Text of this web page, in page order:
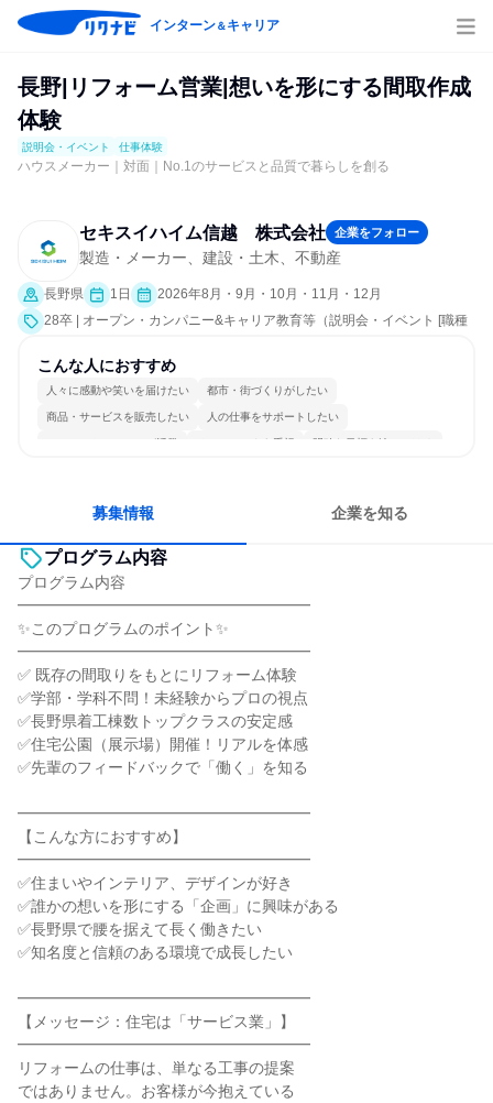
インターン＆キャリア
長野|リフォーム営業|想いを形にする間取作成
体験
説明会・イベント 仕事体験
ハウスメーカー｜対面｜No.1のサービスと品質で暮らしを創る
セキスイハイム信越 株式会社 企業をフォロー
製造・メーカー、建設・土木、不動産
長野県 1日
2026年8月・9月・10月・11月・12月
28卒 | オープン・カンパニー&キャリア教育等（説明会・イベント [職種
こんな人におすすめ
人々に感動や笑いを届けたい 都市・街づくりがしたい
商品・サービスを販売したい 人の仕事をサポートしたい
コミュニケーションが活発 チームワークを重視 明確な目標を追いかける
募集情報 企業を知る
プログラム内容
プログラム内容
━━━━━━━━━━━━━━━━━━━
✨このプログラムのポイント✨
━━━━━━━━━━━━━━━━━━━
✅ 既存の間取りをもとにリフォーム体験
✅学部・学科不問！未経験からプロの視点
✅長野県着工棟数トップクラスの安定感
✅住宅公園（展示場）開催！リアルを体感
✅先輩のフィードバックで「働く」を知る
━━━━━━━━━━━━━━━━━━━
【こんな方におすすめ】
━━━━━━━━━━━━━━━━━━━
✅住まいやインテリア、デザインが好き
✅誰かの想いを形にする「企画」に興味がある
✅長野県で腰を据えて長く働きたい
✅知名度と信頼のある環境で成長したい
━━━━━━━━━━━━━━━━━━━
【メッセージ：住宅は「サービス業」】
━━━━━━━━━━━━━━━━━━━
リフォームの仕事は、単なる工事の提案
ではありません。お客様が今抱えている